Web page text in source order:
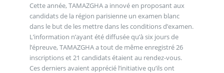
Cette année, TAMAZGHA a innové en proposant aux
candidats de la région parisienne un examen blanc
dans le but de les mettre dans les conditions d’examen.
L’information n’ayant été diffusée qu’à six jours de
l’épreuve, TAMAZGHA a tout de même enregistré 26
inscriptions et 21 candidats étaient au rendez-vous.
Ces derniers avaient apprécié l’initiative qu’ils ont